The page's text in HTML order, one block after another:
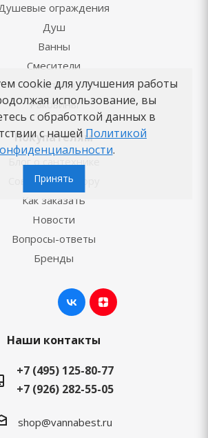
ограждения
Душ
Ванны
Смесители
Унитазы
Раковины
Покупателям
Блог о сантехнике
Советы по выбору
Как заказать
Новости
Вопросы-ответы
Бренды
Наши контакты
+7 (495) 125-80-77
+7 (926) 282-55-05
shop@vannabest.ru
cookie для улучшения работы
использование, вы
с обработкой данных в
с нашей Политикой
.
Принять